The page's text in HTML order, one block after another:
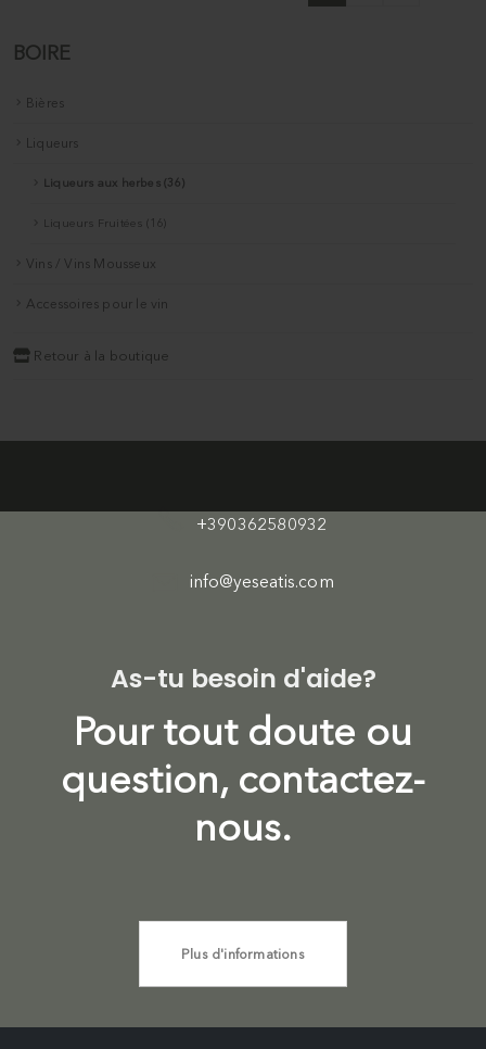
BOIRE
Bières
Liqueurs
Liqueurs aux herbes (36)
Liqueurs Fruitées (16)
Vins / Vins Mousseux
Accessoires pour le vin
Retour à la boutique
+390362580932
info@yeseatis.com
As-tu besoin d'aide?
Pour tout doute ou
question, contactez-
nous.
Plus d'informations